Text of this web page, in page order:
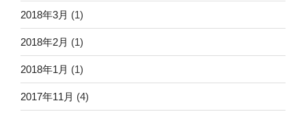
2018年3月 (1)
2018年2月 (1)
2018年1月 (1)
2017年11月 (4)